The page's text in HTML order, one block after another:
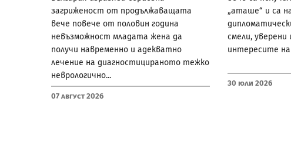
загриженост от продължаващата
вече повече от половин година
невъзможност младата жена да
получи навременно и адекватно
лечение на диагностицираното тежко
неврологично...
07 Август 2026
„аташе“ и са
смели,
интересите на
30 Юли 2026